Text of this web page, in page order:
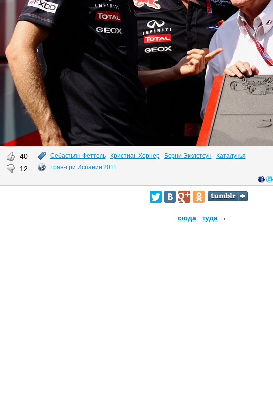
40
12
Себастьян Феттель Кристиан Хорнер Берни Экклстоун
Каталунья
Гран-при Испании 2011
← сюда туда→